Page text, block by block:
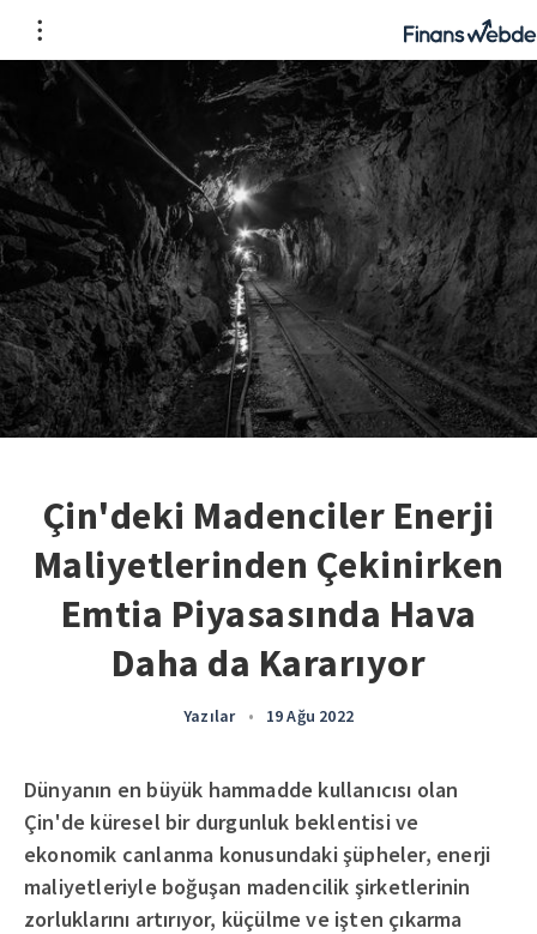
Çin'deki Madenciler Enerji
Maliyetlerinden Çekinirken
Emtia Piyasasında Hava
Daha da Kararıyor
Yazılar • 19 Ağu 2022
Dünyanın en büyük hammadde kullanıcısı olan
Çin'de küresel bir durgunluk beklentisi ve
ekonomik canlanma konusundaki şüpheler, enerji
maliyetleriyle boğuşan madencilik şirketlerinin
zorluklarını artırıyor, küçülme ve işten çıkarma